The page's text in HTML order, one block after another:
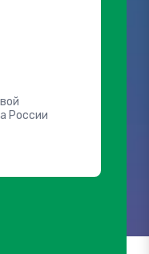
России